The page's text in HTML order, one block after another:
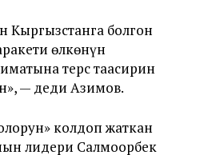
Кыргызстанга болгон
өлкөнүн
терс таасирин
— деди Азимов.
колдоп жаткан
лидери Салмоорбек